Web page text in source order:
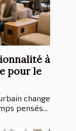
à
pour le
change
pensés...